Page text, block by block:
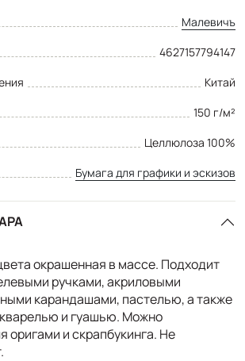
Малевичъ
4627157794147
Китай
150 г/м²
Целлюлоза 100%
Бумага для графики и эскизов
окрашенная в массе. Подходит
ручками, акриловыми
карандашами, пастелью, а также
и гуашью. Можно
оригами и скрапбукинга. Не